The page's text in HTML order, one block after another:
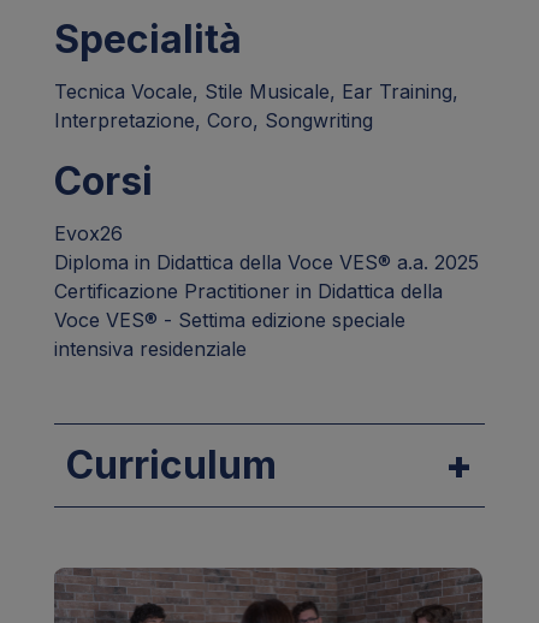
Specialità
Tecnica Vocale, Stile Musicale, Ear Training,
Interpretazione, Coro, Songwriting
Corsi
Evox26
Diploma in Didattica della Voce VES® a.a. 2025
Certificazione Practitioner in Didattica della
Voce VES® - Settima edizione speciale
intensiva residenziale
Curriculum